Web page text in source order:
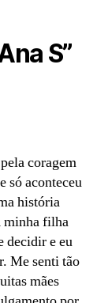
S”
coragem
só aconteceu
história
minha filha
decidir e eu
Me senti tão
mães